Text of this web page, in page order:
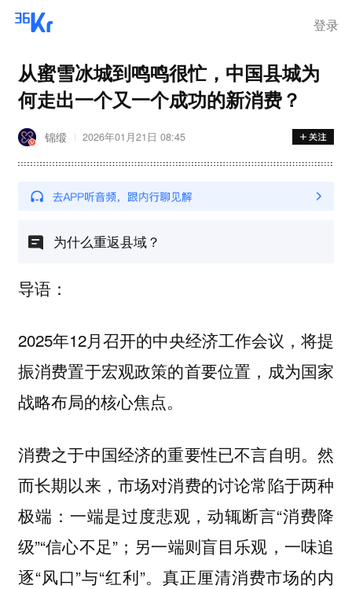
登录
从蜜雪冰城到鸣鸣很忙，中国县城为
何走出一个又一个成功的新消费？
锦缎 2026年01月21日 08:45
为什么重返县域？
导语：
2025年12月召开的中央经济工作会议，将提
振消费置于宏观政策的首要位置，成为国家
战略布局的核心焦点。
消费之于中国经济的重要性已不言自明。然
而长期以来，市场对消费的讨论常陷于两种
极端：一端是过度悲观，动辄断言“消费降
级”“信心不足”；另一端则盲目乐观，一味追
逐“风口”与“红利”。真正厘清消费市场的内